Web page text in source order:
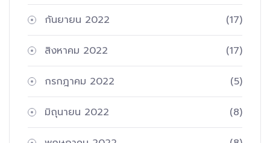
กันยายน 2022 (17)
สิงหาคม 2022 (17)
กรกฎาคม 2022 (5)
มิถุนายน 2022 (8)